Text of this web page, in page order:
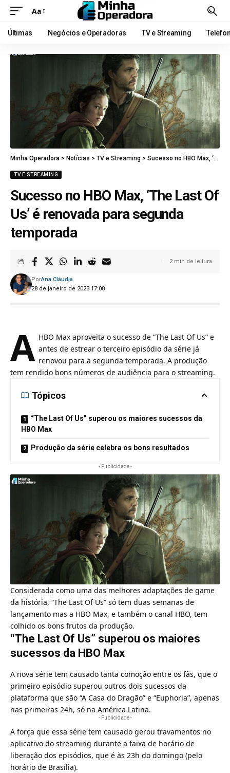
Aa
Últimas Negócios e Operadoras TV e Streaming
Minha Operadora > Notícias > TV e Streaming > Sucesso no HBO Max, ‘The Last Of Us’ é renovada para segunda temporada
TV E STREAMING
Sucesso no HBO Max, ‘The Last Of
Us’ é renovada para segunda
temporada
28 de janeiro de 2023 17:08
PorAna Cláudia
2 min de leitura
A HBO Max aproveita o sucesso de “The Last Of Us” e
antes de estrear o terceiro episódio da série já
renovou para a segunda temporada. A produção
tem rendido bons números de audiência para o streaming.
Tópicos
“The Last Of Us” superou os maiores sucessos da
HBO Max
Produção da série celebra os bons resultados
- Publicidade -
Considerada como uma das melhores adaptações de game
da história, “The Last Of Us” só tem duas semanas de
lançamento mas a HBO Max, e também o canal HBO, tem
colhido os bons frutos da produção.
“The Last Of Us” superou os maiores
sucessos da HBO Max
A nova série tem causado tanta comoção entre os fãs, que o
primeiro episódio superou outros dois sucessos da
plataforma que são “A Casa do Dragão” e “Euphoria”, apenas
nas primeiras 24h, só na América Latina.
- Publicidade -
A força que essa série tem causado gerou travamentos no
aplicativo do streaming durante a faixa de horário de
liberação dos episódios, que é às 23h do domingo (pelo
horário de Brasília).